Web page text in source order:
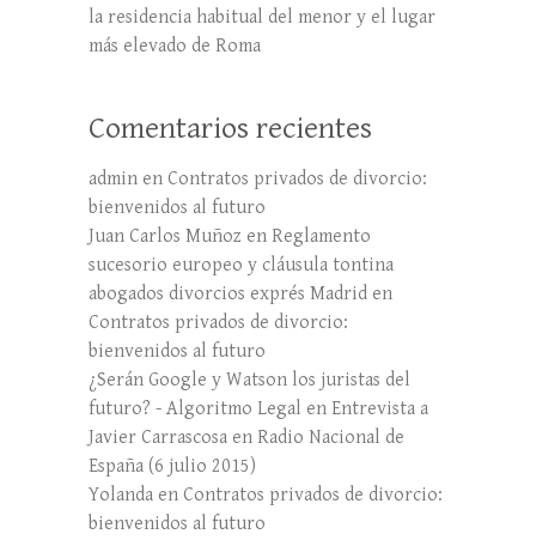
la residencia habitual del menor y el lugar
más elevado de Roma
Comentarios recientes
admin en Contratos privados de divorcio:
bienvenidos al futuro
Juan Carlos Muñoz en Reglamento
sucesorio europeo y cláusula tontina
abogados divorcios exprés Madrid en
Contratos privados de divorcio:
bienvenidos al futuro
¿Serán Google y Watson los juristas del
futuro? - Algoritmo Legal en Entrevista a
Javier Carrascosa en Radio Nacional de
España (6 julio 2015)
Yolanda en Contratos privados de divorcio:
bienvenidos al futuro